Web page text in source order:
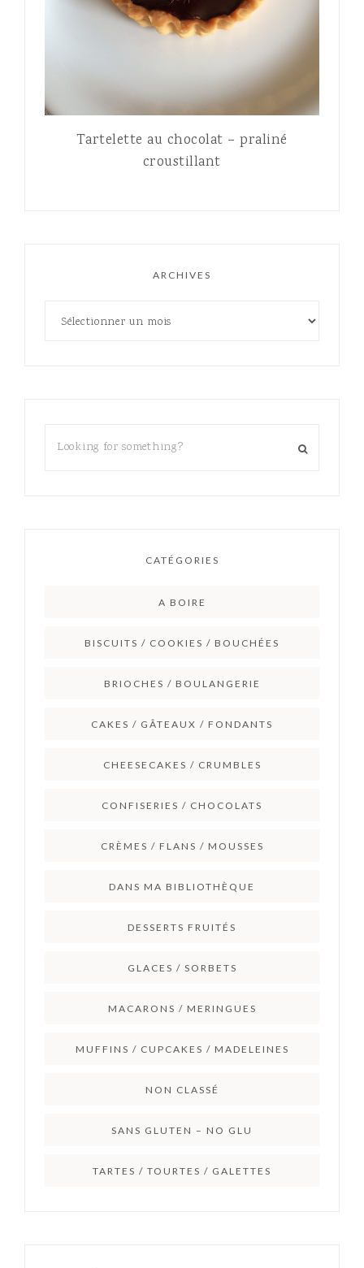
Tartelette au chocolat – praliné
croustillant
ARCHIVES
CATÉGORIES
A BOIRE
BISCUITS / COOKIES / BOUCHÉES
BRIOCHES / BOULANGERIE
CAKES / GÂTEAUX / FONDANTS
CHEESECAKES / CRUMBLES
CONFISERIES / CHOCOLATS
CRÈMES / FLANS / MOUSSES
DANS MA BIBLIOTHÈQUE
DESSERTS FRUITÉS
GLACES / SORBETS
MACARONS / MERINGUES
MUFFINS / CUPCAKES / MADELEINES
NON CLASSÉ
SANS GLUTEN – NO GLU
TARTES / TOURTES / GALETTES